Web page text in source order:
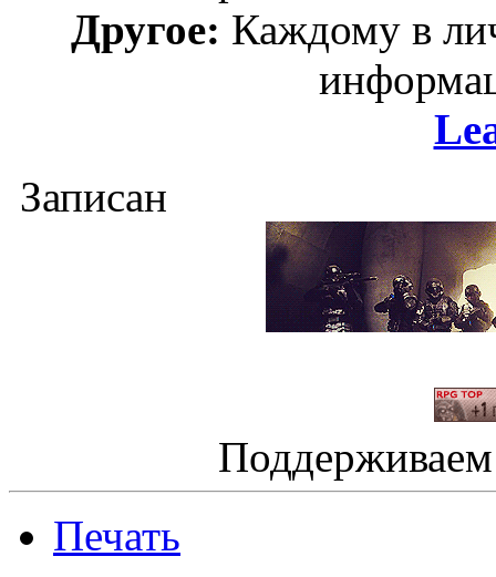
Другое: Каждому в
Записан
Печать